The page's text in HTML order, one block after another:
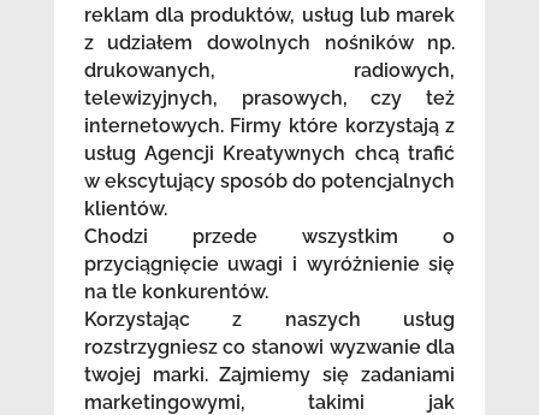
reklam dla produktów, usług lub marek
z udziałem dowolnych nośników np.
drukowanych, radiowych,
telewizyjnych, prasowych, czy też
internetowych. Firmy które korzystają z
usług Agencji Kreatywnych chcą trafić
w ekscytujący sposób do potencjalnych
klientów.
Chodzi przede wszystkim o
przyciągnięcie uwagi i wyróżnienie się
na tle konkurentów.
Korzystając z naszych usług
rozstrzygniesz co stanowi wyzwanie dla
twojej marki. Zajmiemy się zadaniami
marketingowymi, takimi jak